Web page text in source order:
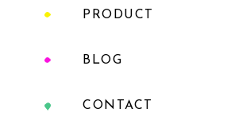
PRODUCT
BLOG
CONTACT